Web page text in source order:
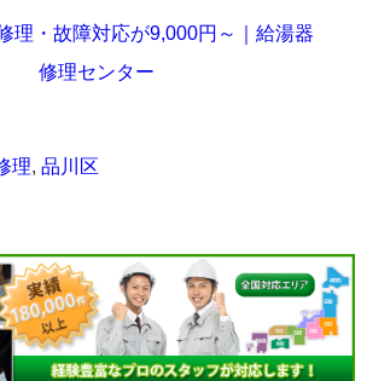
理・故障対応が9,000円～｜給湯器
修理センター
理, 品川区